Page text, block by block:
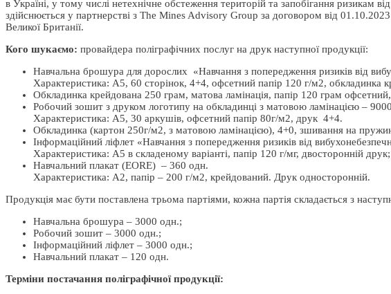
в Україні, у тому числі нетехнічне обстеження територій та запобігання ризикам
здійснюється у партнерстві з The Mines Advisory Group за договором від
Великої Британії.
Кого шукаємо: провайдера поліграфічних послуг на друк наступної продукції:
Навчальна брошура для дорослих «Навчання з попередження ризиків від
Характеристика: А5, 60 сторінок, 4+4, офсетний папір 120 г/м2, обкладинка
Обкладинка крейдована 250 грам, матова ламінація, папір 120 грам
Робочий зошит з друком логотипу на обкладинці з матовою ламінацією –
Характеристика: А5, 30 аркушів, офсетний папір 80г/м2, друк 4+4.
Обкладинка (картон 250г/м2, з матовою ламінацією), 4+0, зшивання на
Інформаційний ліфлет «Навчання з попередження ризиків від
Характеристика: А5 в складеному варіанті, папір 120 г/мг, двосторонній друк;
Навчальний плакат (EORE) – 360 одн.
Характеристика: А2, папір – 200 г/м2, крейдований. Друк односторонній.
Продукція має бути поставлена трьома партіями, кожна партія складається з
Навчальна брошура – 3000 одн.;
Робочий зошит – 3000 одн.;
Інформаційний ліфлет – 3000 одн.;
Навчальний плакат – 120 одн.
Терміни постачання поліграфічної продукції: